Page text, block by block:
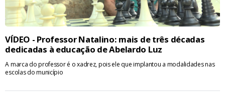
VÍDEO - Professor Natalino: mais de três décadas
dedicadas à educação de Abelardo Luz
A marca do professor é o xadrez, pois ele que implantou a modalidades nas
escolas do município